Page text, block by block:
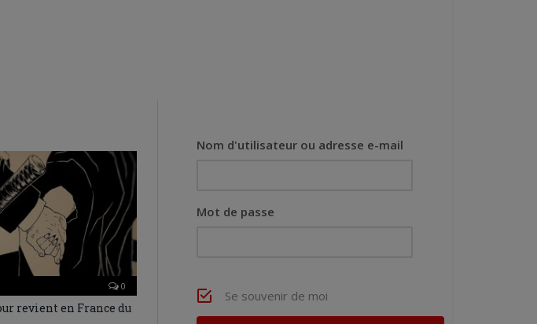
0
revient en France du
Nom d'utilisateur ou adresse e-mail
Mot de passe
Se souvenir de moi